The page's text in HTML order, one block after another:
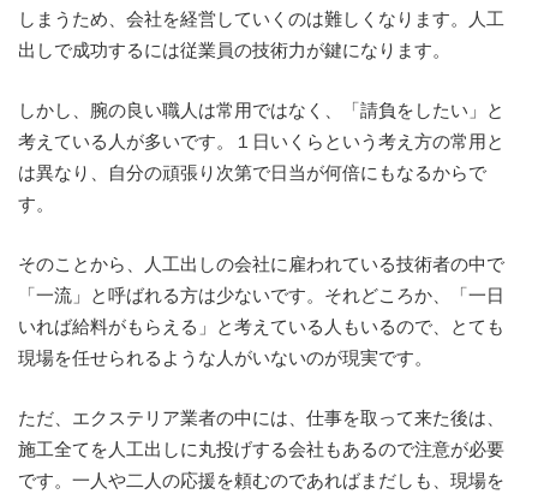
しまうため、会社を経営していくのは難しくなります。人工
出しで成功するには従業員の技術力が鍵になります。
しかし、腕の良い職人は常用ではなく、「請負をしたい」と
考えている人が多いです。１日いくらという考え方の常用と
は異なり、自分の頑張り次第で日当が何倍にもなるからで
す。
そのことから、人工出しの会社に雇われている技術者の中で
「一流」と呼ばれる方は少ないです。それどころか、「一日
いれば給料がもらえる」と考えている人もいるので、とても
現場を任せられるような人がいないのが現実です。
ただ、エクステリア業者の中には、仕事を取って来た後は、
施工全てを人工出しに丸投げする会社もあるので注意が必要
です。一人や二人の応援を頼むのであればまだしも、現場を